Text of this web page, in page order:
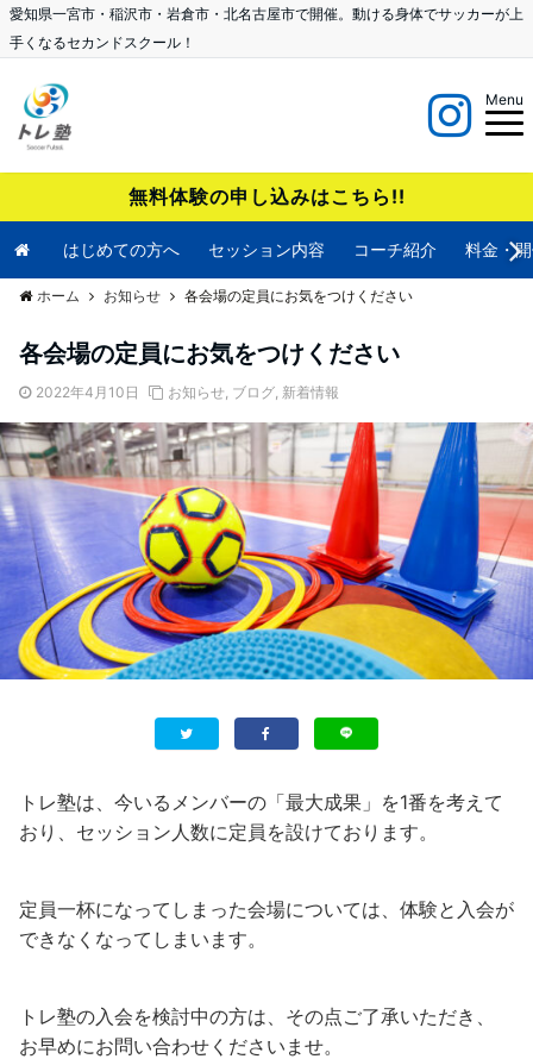
愛知県一宮市・稲沢市・岩倉市・北名古屋市で開催。動ける身体でサッカーが上
手くなるセカンドスクール！
Menu
無料体験の申し込みはこちら!!
はじめての方へ セッション内容 コーチ紹介 料金・
ホーム お知らせ 各会場の定員にお気をつけください
各会場の定員にお気をつけください
2022年4月10日 お知らせ, ブログ, 新着情報
トレ塾は、今いるメンバーの「最大成果」を1番を考えて
おり、セッション人数に定員を設けております。
定員一杯になってしまった会場については、体験と入会が
できなくなってしまいます。
トレ塾の入会を検討中の方は、その点ご了承いただき、
お早めにお問い合わせくださいませ。